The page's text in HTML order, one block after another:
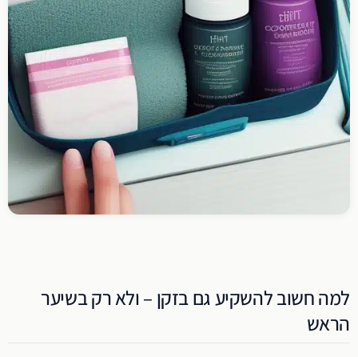
למה חשוב להשקיע גם בזקן – ולא רק בשיער
הראש